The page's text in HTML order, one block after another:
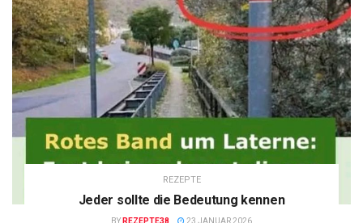
REZEPTE
Jeder sollte die Bedeutung kennen
BY REZEPTE38 23 JANUAR 2026